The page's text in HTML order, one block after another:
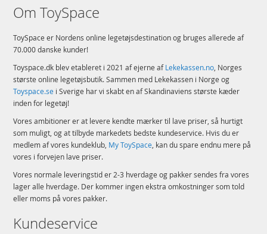
Om ToySpace
ToySpace er Nordens online legetøjsdestination og bruges allerede af
70.000 danske kunder!
Toyspace.dk blev etableret i 2021 af ejerne afLekekassen.no, Norges
største online legetøjsbutik. Sammen med Lekekassen i Norge og
Toyspace.se i Sverige har vi skabt en af Skandinaviens største kæder
inden for legetøj!
Vores ambitioner er at levere kendte mærker til lave priser, så hurtigt
som muligt, og at tilbyde markedets bedste kundeservice. Hvis du er
medlem af vores kundeklub, My ToySpace, kan du spare endnu mere på
vores i forvejen lave priser.
Vores normale leveringstid er 2-3 hverdage og pakker sendes fra vores
lager alle hverdage. Der kommer ingen ekstra omkostninger som told
eller moms på vores pakker.
Kundeservice